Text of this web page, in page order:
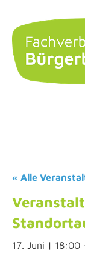
« Alle
17. Juni | 18:00